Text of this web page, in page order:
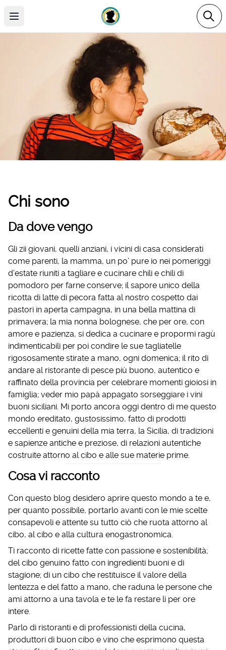
Open main menu
Chi sono
Da dove vengo
Gli zii giovani, quelli anziani, i vicini di casa considerati
come parenti, la mamma, un po’ pure io nei pomeriggi
d’estate riuniti a tagliare e cucinare chili e chili di
pomodoro per farne conserve; il sapore unico della
ricotta di latte di pecora fatta al nostro cospetto dai
pastori in aperta campagna, in una bella mattina di
primavera; la mia nonna bolognese, che per ore, con
amore e pazienza, si dedica a cucinare e propormi ragù
indimenticabili per poi condire le sue tagliatelle
rigososamente stirate a mano, ogni domenica; il rito di
andare al ristorante di pesce più buono, autentico e
raffinato della provincia per celebrare momenti gioiosi in
famiglia; veder mio papà appagato sorseggiare i vini
buoni siciliani. Mi porto ancora oggi dentro di me questo
mondo ereditato, gustosissimo, fatto di prodotti
eccellenti e genuini della mia terra, la Sicilia, di tradizioni
e sapienze antiche e preziose, di relazioni autentiche
costruite attorno al cibo e alle sue materie prime.
Cosa vi racconto
Con questo blog desidero aprire questo mondo a te e,
per quanto possibile, portarlo avanti con le mie scelte
consapevoli e attente su tutto ciò che ruota attorno al
cibo, al cibo e alla cultura enogastronomica.
Ti racconto di ricette fatte con passione e sostenibilità;
del cibo genuino fatto con ingredienti buoni e di
stagione; di un cibo che restituisce il valore della
lentezza e del fatto a mano, che raduna le persone che
ami attorno a una tavola e te le fa restare lì per ore
intere.
Parlo di ristoranti e di professionisti della cucina,
produttori di buon cibo e vino che esprimono questa